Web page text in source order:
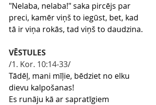
"Nelaba, nelaba!" saka pircējs par
preci, kamēr viņš to iegūst, bet, kad
tā ir viņa rokās, tad viņš to daudzina.
VĒSTULES
/1. Kor. 10:14-33/
Tādēļ, mani mīļie, bēdziet no elku
dievu kalpošanas!
Es runāju kā ar sapratīgiem